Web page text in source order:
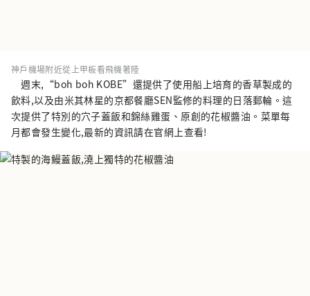
神戶機場附近從上甲板看飛機著陸
週末,“boh boh KOBE”還提供了使用船上培育的香草製成的
飲料,以及由米其林星的京都餐廳SEN監修的料理的日落郵輪。這
次提供了特別的穴子蓋飯和錦絲雞蛋、原創的花椒醬油。菜單每
月都會發生變化,最新的資訊請在官網上查看!